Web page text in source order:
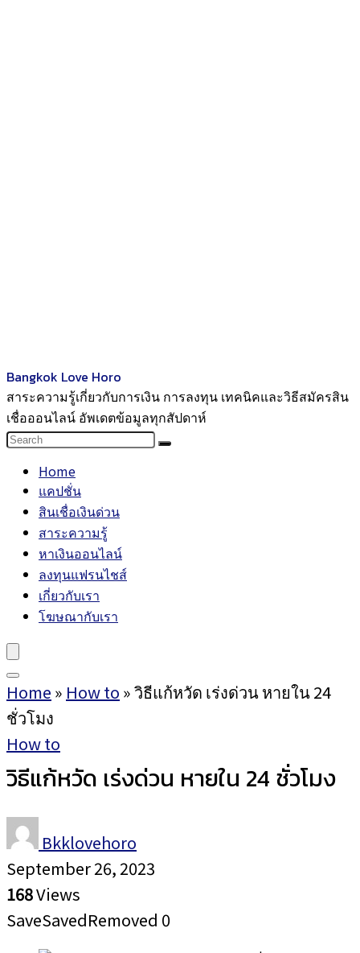
Bangkok Love Horo
สาระความรู้เกี่ยวกับการเงิน การลงทุน เทคนิคและวิธีสมัครสิน
เชื่อออนไลน์ อัพเดตข้อมูลทุกสัปดาห์
Home
แคปชั่น
สินเชื่อเงินด่วน
สาระความรู้
หาเงินออนไลน์
ลงทุนแฟรนไชส์
เกี่ยวกับเรา
โฆษณากับเรา
Home » How to »วิธีแก้หวัด เร่งด่วน หายใน 24
ชั่วโมง
How to
วิธีแก้หวัด เร่งด่วน หายใน 24 ชั่วโมง
Bkklovehoro
September 26, 2023
168Views
SaveSavedRemoved 0